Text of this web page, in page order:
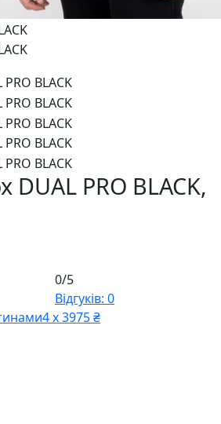
DUAL PRO BLACK,
0/5
Відгуків: 0
4 х 3975 ₴